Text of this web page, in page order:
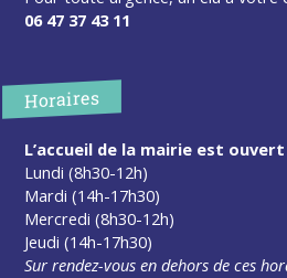
06 47 37 43 11
Horaires
L’accueil de la mairie est
Lundi (8h30-12h)
Mardi (14h-17h30)
Mercredi (8h30-12h)
Jeudi (14h-17h30)
Sur rendez-vous en dehors de ces